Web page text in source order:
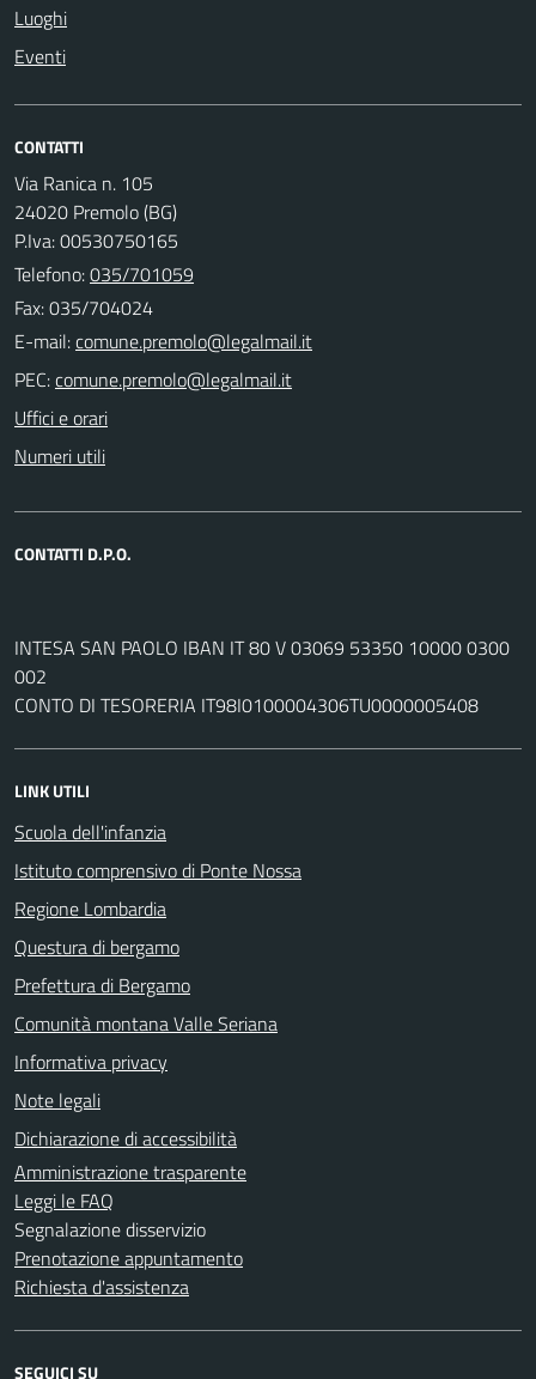
Luoghi
Eventi
CONTATTI
Via Ranica n. 105
24020 Premolo (BG)
P.Iva: 00530750165
Telefono:035/701059
Fax: 035/704024
E-mail:
PEC:
Uffici e orari
Numeri utili
CONTATTI D.P.O.
INTESA SAN PAOLO IBAN IT 80 V 03069 53350 10000 0300
002
CONTO DI TESORERIA IT98I0100004306TU0000005408
LINK UTILI
Scuola dell'infanzia
Istituto comprensivo di Ponte Nossa
Regione Lombardia
Questura di bergamo
Prefettura di Bergamo
Comunità montana Valle Seriana
Informativa privacy
Note legali
Dichiarazione di accessibilità
Amministrazione trasparente
Leggi le FAQ
Segnalazione disservizio
Prenotazione appuntamento
Richiesta d'assistenza
SEGUICI SU